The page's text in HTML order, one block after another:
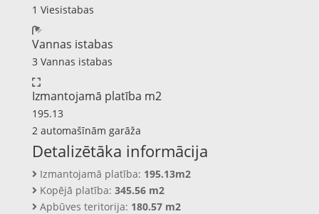
1 Viesistabas
Vannas istabas
3 Vannas istabas
Izmantojamā platība m2
195.13
2 automašīnām garāža
Detalizētāka informācija
Izmantojamā platība: 195.13m2
Kopējā platība: 345.56 m2
Apbūves teritorija: 180.57 m2